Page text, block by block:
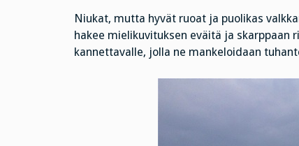
Niukat, mutta hyvät ruoat ja puolikas
hakee mielikuvituksen eväitä ja
kannettavalle, jolla ne mankeloidaan